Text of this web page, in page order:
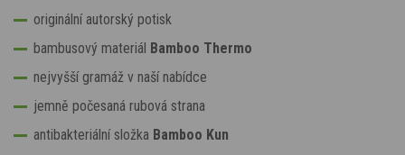
originální autorský potisk
bambusový materiál Bamboo Thermo
nejvyšší gramáž v naší nabídce
jemně počesaná rubová strana
antibakteriální složka Bamboo Kun